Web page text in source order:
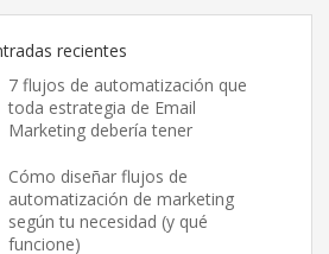
recientes
7 flujos de automatización que
toda estrategia de Email
Marketing debería tener
Cómo diseñar flujos de
automatización de marketing
según tu necesidad (y qué
funcione)